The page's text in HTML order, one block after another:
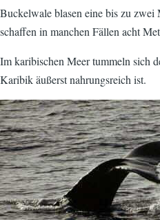
Buckelwale blasen eine bis zu zwei
schaffen in manchen Fällen acht
Im karibischen Meer tummeln sich
Karibik äußerst nahrungsreich ist.